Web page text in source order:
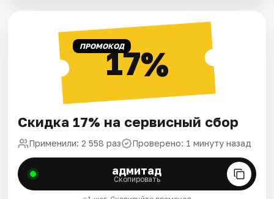
ПРОМОКОД17%
Скидка 17% на сервисный сбор
Применили: 2 558 раз Проверено: 1 минуту назад
адмитад
Скопировать